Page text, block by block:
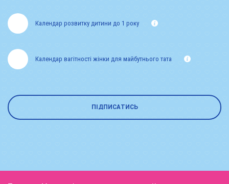
Календар розвитку дитини до 1 року
Календар вагітності жінки для майбутнього тата
ПІДПИСАТИСЬ